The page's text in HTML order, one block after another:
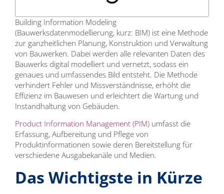
Building Information Modeling
(Bauwerksdatenmodellierung, kurz: BIM) ist eine Methode
zur ganzheitlichen Planung, Konstruktion und Verwaltung
von Bauwerken. Dabei werden alle relevanten Daten des
Bauwerks digital modelliert und vernetzt, sodass ein
genaues und umfassendes Bild entsteht. Die Methode
verhindert Fehler und Missverständnisse, erhöht die
Effizienz im Bauwesen und erleichtert die Wartung und
Instandhaltung von Gebäuden.
Product Information Management (PIM) umfasst die
Erfassung, Aufbereitung und Pflege von
Produktinformationen sowie deren Bereitstellung für
verschiedene Ausgabekanäle und Medien.
Das Wichtigste in Kürze